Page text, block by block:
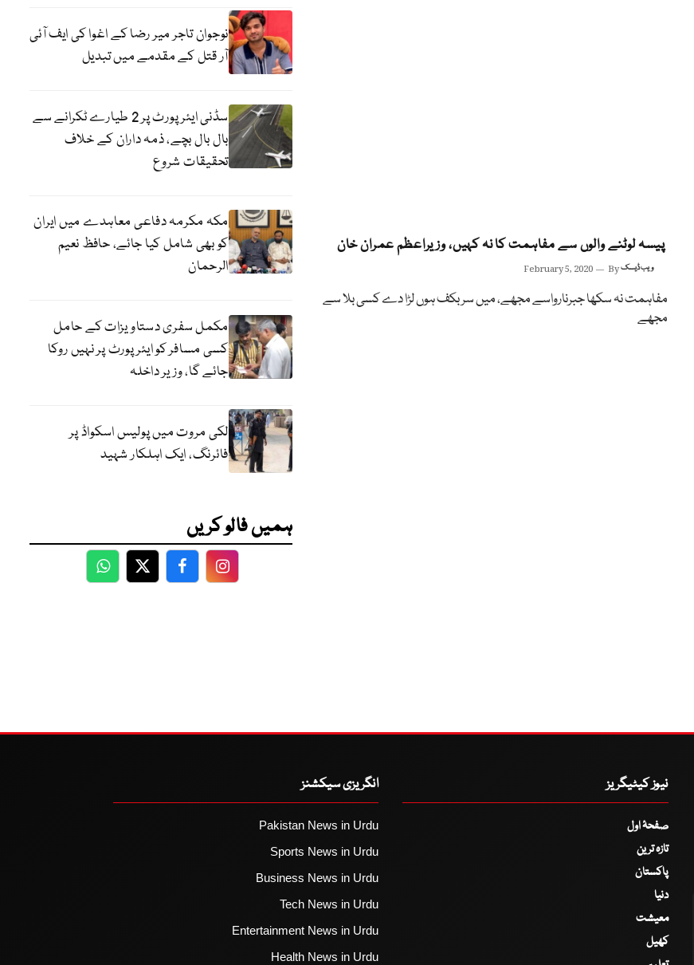
پیسہ لوٹنے والوں سے مفاہمت کا نہ کہیں، وزیراعظم عمران خان
February 5, 2020 Byویب ڈیسک
مفاہمت نہ سکھا جبرنارواسے مجھے، میں سربکف ہوں لڑا دے کسی بلا سے
مجھے
نوجوان تاجر میر رضا کے اغوا کی ایف آئی
آر قتل کے مقدمے میں تبدیل
سڈنی ایئرپورٹ پر 2 طیارے ٹکرانے سے
بال بال بچے، ذمہ داران کے خلاف
تحقیقات شروع
مکہ مکرمہ دفاعی معاہدے میں ایران
کو بھی شامل کیا جائے، حافظ نعیم
الرحمان
مکمل سفری دستاویزات کے حامل
کسی مسافر کو ایئرپورٹ پر نہیں روکا
جائے گا، وزیر داخلہ
لکی مروت میں پولیس اسکواڈ پر
فائرنگ، ایک اہلکار شہید
ہمیں فالو کریں
WhatsApp
TwitterFacebookFacebook
نیوز کیٹیگریز
صفحۂ اول
تازہ ترین
پاکستان
دنیا
معیشت
کھیل
انگریزی سیکشنز
Pakistan News in Urdu
Sports News in Urdu
Business News in Urdu
Tech News in Urdu
Entertainment News in Urdu
Health News in Urdu